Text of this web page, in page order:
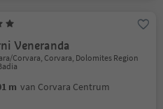
Veneranda
Corvara, Corvara, Dolomites Region
m van Corvara Centrum